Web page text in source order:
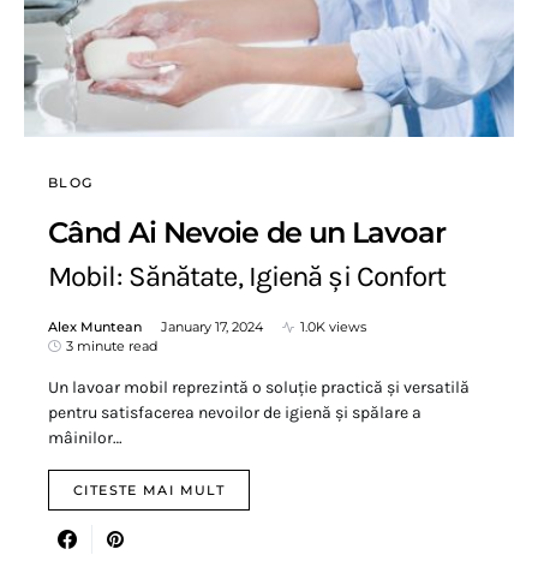
BLOG
Când Ai Nevoie de un Lavoar
Mobil: Sănătate, Igienă și Confort
Alex Muntean January 17, 2024
1.0K views
3 minute read
Un lavoar mobil reprezintă o soluție practică și versatilă
pentru satisfacerea nevoilor de igienă și spălare a
mâinilor…
CITESTE MAI MULT